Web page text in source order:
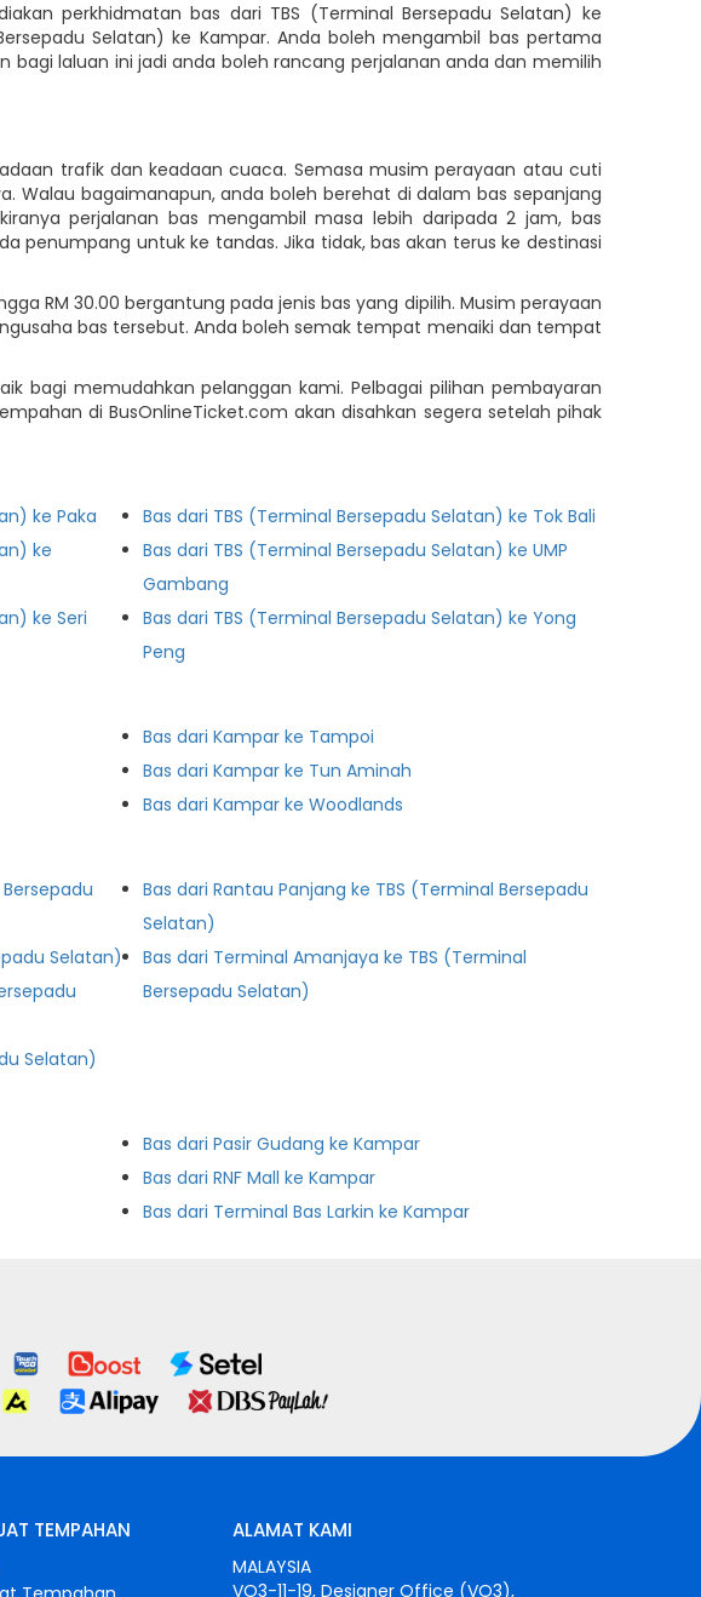
perkhidmatan bas dari TBS (Terminal Bersepadu Selatan) ke
Selatan) ke Kampar. Anda boleh mengambil bas pertama
bagi laluan ini jadi anda boleh rancang perjalanan anda dan memilih
trafik dan keadaan cuaca. Semasa musim perayaan atau cuti
Walau bagaimanapun, anda boleh berehat di dalam bas sepanjang
perjalanan bas mengambil masa lebih daripada 2 jam, bas
penumpang untuk ke tandas. Jika tidak, bas akan terus ke destinasi
RM 30.00 bergantung pada jenis bas yang dipilih. Musim perayaan
bas tersebut. Anda boleh semak tempat menaiki dan tempat
bagi memudahkan pelanggan kami. Pelbagai pilihan pembayaran
di BusOnlineTicket.com akan disahkan segera setelah pihak
ke Paka
ke
ke Seri
Bas dari TBS (Terminal Bersepadu Selatan) ke Tok Bali
Bas dari TBS (Terminal Bersepadu Selatan) ke UMP
Gambang
Bas dari TBS (Terminal Bersepadu Selatan) ke Yong
Peng
Bas dari Kampar ke Tampoi
Bas dari Kampar ke Tun Aminah
Bas dari Kampar ke Woodlands
Selatan)
Selatan)
Bas dari Rantau Panjang ke TBS (Terminal Bersepadu
Selatan)
Bas dari Terminal Amanjaya ke TBS (Terminal
Bersepadu Selatan)
Bas dari Pasir Gudang ke Kampar
Bas dari RNF Mall ke Kampar
Bas dari Terminal Bas Larkin ke Kampar
TEMPAHAN ALAMAT KAMI
MALAYSIA
VO3-11-19, Designer Office (VO3),